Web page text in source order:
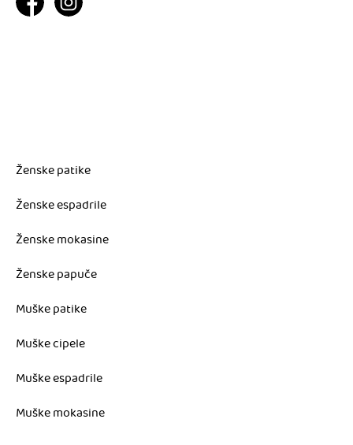
Ženske patike
Ženske espadrile
Ženske mokasine
Ženske papuče
Muške patike
Muške cipele
Muške espadrile
Muške mokasine